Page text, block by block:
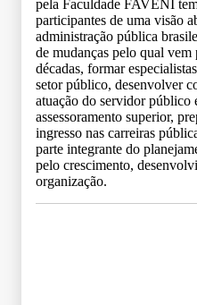
pela Faculdade FAVENI
participantes de uma visão
administração pública
de mudanças pelo qual vem
décadas, formar
setor público, desenvolver
atuação do servidor público
assessoramento superior,
ingresso nas carreiras
parte integrante do
pelo crescimento,
organização.